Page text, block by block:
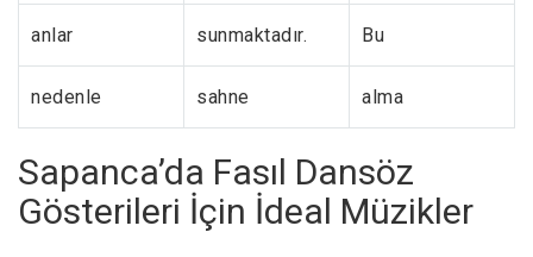
anlar sunmaktadır. Bu
nedenle sahne alma
Sapanca’da Fasıl Dansöz
Gösterileri İçin İdeal Müzikler